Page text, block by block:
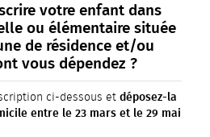
votre enfant dans
ou élémentaire située
de résidence et/ou
vous dépendez ?
ci-dessous et déposez-la
entre le 23 mars et le 29 mai